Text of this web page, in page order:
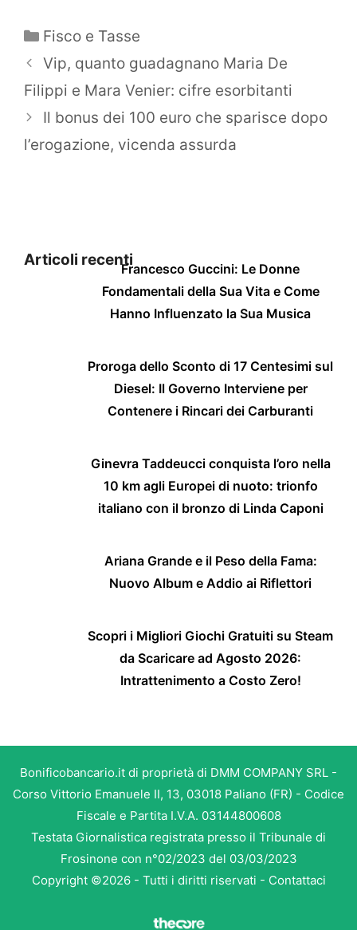
Categorie
Fisco e Tasse
Vip, quanto guadagnano Maria De
Filippi e Mara Venier: cifre esorbitanti
Il bonus dei 100 euro che sparisce dopo
l’erogazione, vicenda assurda
Articoli recentiFrancesco Guccini: Le Donne
Fondamentali della Sua Vita e Come
Hanno Influenzato la Sua Musica
Proroga dello Sconto di 17 Centesimi sul
Diesel: Il Governo Interviene per
Contenere i Rincari dei Carburanti
Ginevra Taddeucci conquista l’oro nella
10 km agli Europei di nuoto: trionfo
italiano con il bronzo di Linda Caponi
Ariana Grande e il Peso della Fama:
Nuovo Album e Addio ai Riflettori
Scopri i Migliori Giochi Gratuiti su Steam
da Scaricare ad Agosto 2026:
Intrattenimento a Costo Zero!
Bonificobancario.it di proprietà di DMM COMPANY SRL -
Corso Vittorio Emanuele II, 13, 03018 Paliano (FR) - Codice
Fiscale e Partita I.V.A. 03144800608
Testata Giornalistica registrata presso il Tribunale di
Frosinone con n°02/2023 del 03/03/2023
Copyright ©2026 - Tutti i diritti riservati - Contattaci